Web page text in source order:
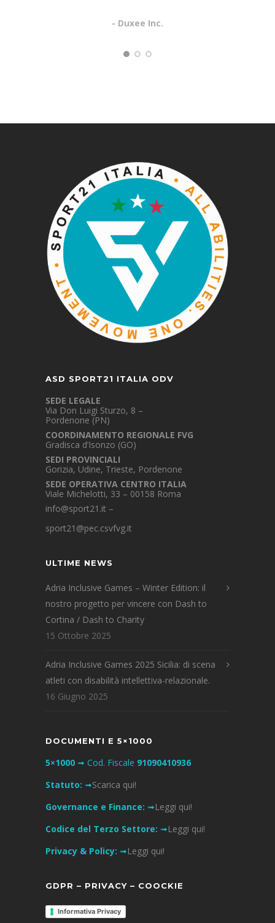
- Duxee Inc.
ASD SPORT21 ITALIA ODV
SEDE LEGALE
Via Don Luigi Sturzo, 8 –
Pordenone (PN)
COORDINAMENTO REGIONALE FVG
Gradisca d’Isonzo (GO)
SEDI PROVINCIALI
Gorizia, Udine, Trieste, Pordenone
SEDE OPERATIVA CENTRO ITALIA
Viale Michelotti, 33 – 00158 Roma
info@sport21.it –
sport21@pec.csvfvg.it
ULTIME NEWS
Adria Inclusive Games – Winter Edition: il
nostro progetto per vincere con Dash to
Cortina / Dash to Charity
15 Ottobre 2025
Adria Inclusive Games 2025 Sicilia: di scena
atleti con disabilità intellettiva-relazionale.
16 Giugno 2025
DOCUMENTI E 5×1000
5×1000 ➟ Cod. Fiscale 91090410936
Statuto: ➟Scarica qui!
Governance e Finance: ➟Leggi qui!
Codice del Terzo Settore: ➟Leggi qui!
Privacy & Policy: ➟Leggi qui!
GDPR – PRIVACY – COOCKIE
Informativa Privacy